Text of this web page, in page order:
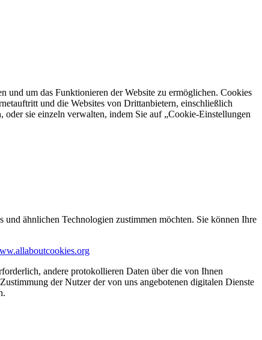
und um das Funktionieren der Website zu ermöglichen. Cookies
und die Websites von Drittanbietern, einschließlich
sie einzeln verwalten, indem Sie auf „Cookie-Einstellungen
ähnlichen Technologien zustimmen möchten. Sie können Ihre
andere protokollieren Daten über die von Ihnen
der Nutzer der von uns angebotenen digitalen Dienste